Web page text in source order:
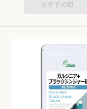
おすすめ順